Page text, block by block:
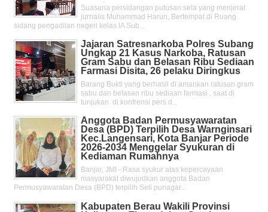
Suasana persidangan putusan sela yang menjerat
jurnalis Muhammad Harun, Bertempat di Ruang
sidang pengadilan negeri kelas IA Sub...
Jajaran Satresnarkoba Polres Subang
Ungkap 21 Kasus Narkoba, Ratusan
Gram Sabu dan Belasan Ribu Sediaan
Farmasi Disita, 26 pelaku Diringkus
Barang Bukti yang berhasil di amankan ratusan gram
sabu dan belasan ribu sediaan farmasi , saat di
tunjukan di konfrensi pers d...
Anggota Badan Permusyawaratan
Desa (BPD) Terpilih Desa Warnginsari
Kec.Langensari, Kota Banjar Periode
2026-2034 Menggelar Syukuran di
Kediaman Rumahnya
Banjar, JMI - Rasa syukur atas kepercayaan
masyarakat diwujudkan anggota Badan
Permusyawaratan Desa (BPD) terpilih Seli punagar...
Kabupaten Berau Wakili Provinsi